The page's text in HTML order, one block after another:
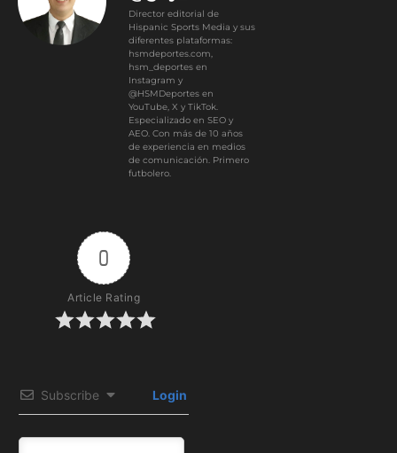
Director editorial de
Hispanic Sports Media y sus
diferentes plataformas:
hsmdeportes.com,
hsm_deportes en
Instagram y
@HSMDeportes en
YouTube, X y TikTok.
Especializado en SEO y
AEO. Con más de 10 años
de experiencia en medios
de comunicación. Primero
futbolero.
0
Article Rating
Subscribe Login